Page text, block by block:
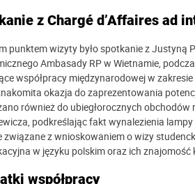
z Chargé d’Affaires ad
punktem wizyty było spotkanie z Justyną
Ambasady RP w Wietnamie,
współpracy międzynarodowej w
okazja do zaprezentowania
również do ubiegłorocznych
podkreślając fakt wynalezienia
związane z wnioskowaniem o wizy
w języku polskim oraz ich znajomość
współpracy